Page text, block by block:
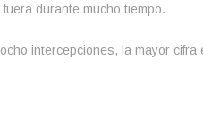
durante mucho tiempo.
intercepciones, la mayor cifra